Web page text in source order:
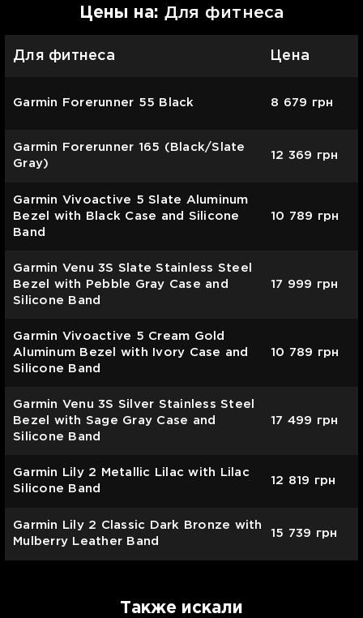
Цены на: Для фитнеса
Для фитнеса Цена
Garmin Forerunner 55 Black 8 679 грн
Garmin Forerunner 165 (Black/Slate
Gray)
12 369 грн
Garmin Vivoactive 5 Slate Aluminum
Bezel with Black Case and Silicone
Band
10 789 грн
Garmin Venu 3S Slate Stainless Steel
Bezel with Pebble Gray Case and
Silicone Band
17 999 грн
Garmin Vivoactive 5 Cream Gold
Aluminum Bezel with Ivory Case and
Silicone Band
10 789 грн
Garmin Venu 3S Silver Stainless Steel
Bezel with Sage Gray Case and
Silicone Band
17 499 грн
Garmin Lily 2 Metallic Lilac with Lilac
Silicone Band
12 819 грн
Garmin Lily 2 Classic Dark Bronze with
Mulberry Leather Band
15 739 грн
Также искали